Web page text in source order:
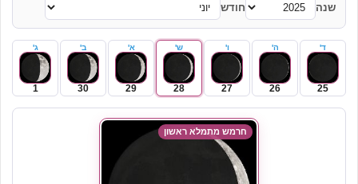
שנה חודש
ד'
25
ה'
26
ו'
27
ש'
28
א'
29
ב'
30
ג'
1
חרמש מתמלא ראשון